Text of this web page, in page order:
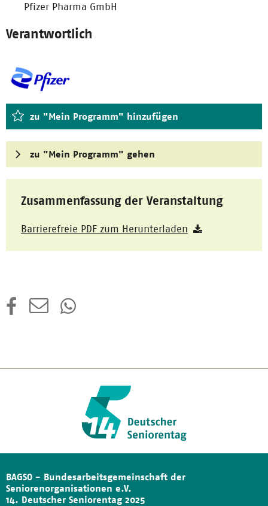
Pfizer Pharma GmbH
Verantwortlich
zu "Mein Programm" hinzufügen
zu "Mein Programm" gehen
Zusammenfassung der Veranstaltung
Barrierefreie PDF zum Herunterladen
BAGSO - Bundesarbeitsgemeinschaft der
Seniorenorganisationen e.V.
14. Deutscher Seniorentag 2025